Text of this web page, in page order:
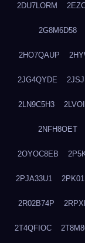
2DU7LORM
2G8M6D58
2HO7QAUP
2JG4QYDE
2LN9C5H3
2NFH8OET
2OYOC8EB
2PJA33U1
2R02B74P
2T4QFIOC